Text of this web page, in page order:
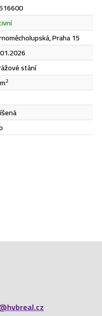
osobních údajů.
Odeslat
Praha 15
stání
2